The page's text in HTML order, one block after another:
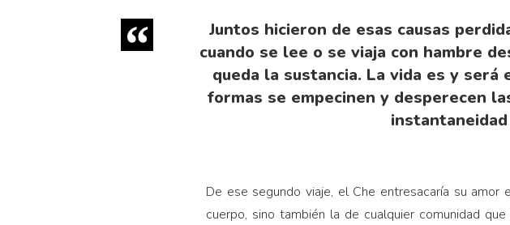
Juntos hicieron de esas causas
cuando se lee o se viaja con hambre
queda la sustancia. La vida es y será
formas se empecinen y desperecen
De ese segundo viaje, el Che entresacaría su
cuerpo, sino también la de cualquier comunidad